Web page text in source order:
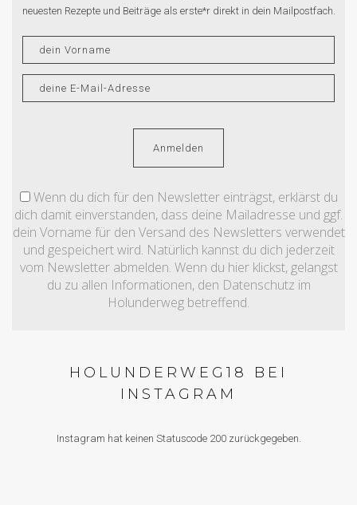
neuesten Rezepte und Beiträge als erste*r direkt in dein Mailpostfach.
Wenn du dich für den Newsletter einträgst, erklärst du
dich damit einverstanden, dass deine Mailadresse und ggf.
dein Vorname für den Versand des Newsletters verwendet
und gespeichert wird. Natürlich kannst du dich jederzeit
vom Newsletter abmelden. Wenn du hier klickst, gelangst
du zu allen Informationen, den Datenschutz im
Holunderweg betreffend.
HOLUNDERWEG18 BEI
INSTAGRAM
Instagram hat keinen Statuscode 200 zurückgegeben.